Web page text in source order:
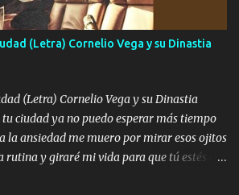
dichosa al estar conmigo Y ya borracho
pa dedicarte unas bonitas palabras así
todo y puedo describirlo mucho que
me siento muy feliz y emocionado por
quiera...
(Letra) Cornelio Vega y su Dinastia
(Letra) Cornelio Vega y su Dinastia
ciudad ya no puedo esperar más tiempo
la ansiedad me muero por mirar esos ojitos
rutina y giraré mi vida para que tú estés en